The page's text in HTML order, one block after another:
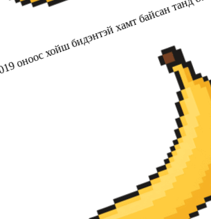
2019 оноос хойш бидэнтэй хамт байсан